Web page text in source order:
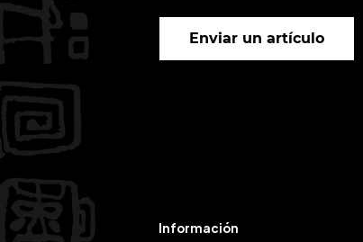
Enviar un artículo
Información